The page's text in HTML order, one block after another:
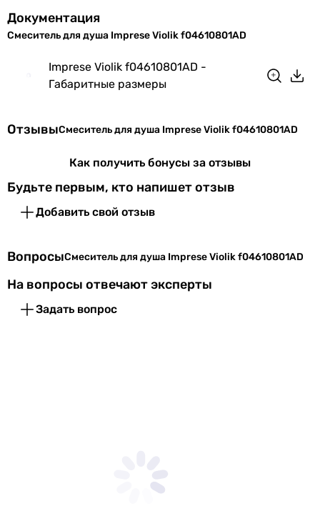
Документация
Смеситель для душа Imprese Violik f04610801AD
Imprese Violik f04610801AD -
Габаритные размеры
ОтзывыСмеситель для душа Imprese Violik f04610801AD
Как получить бонусы за отзывы
Будьте первым, кто напишет отзыв
Добавить свой отзыв
ВопросыСмеситель для душа Imprese Violik f04610801AD
На вопросы отвечают эксперты
Задать вопрос